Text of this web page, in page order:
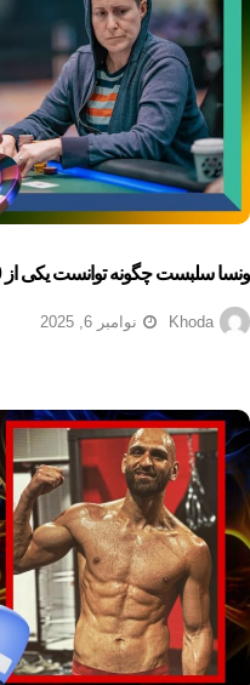
ونسا سلبست چگونه توانست یکی از 10 پوکر باز برتر جهان شود؟
Khoda نوامبر 6, 2025